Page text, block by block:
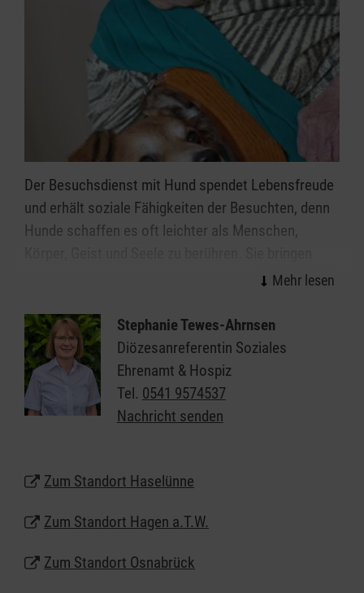
Der Besuchsdienst mit Hund spendet Lebensfreude
und erhält soziale Fähigkeiten der Besuchten, denn
Hunde schaffen es oft leichter als Menschen,
Abwechslung in den Alltag, aktivieren und sorgen für
Hundebesuch wirkt positiv auf physische und
psychische Erkrankungen.
In der Diözese Osnabrück wird der Besuchsdienst
mit Hund an den Standorten Haselünne, Hagen
a.T.W., Osnabrück und Papenburg angeboten.
Stephanie Tewes-Ahrnsen
Diözesanreferentin Soziales
Ehrenamt & Hospiz
Tel. 0541 9574537
Nachricht senden
Zum Standort Haselünne
Zum Standort Hagen a.T.W.
Zum Standort Osnabrück